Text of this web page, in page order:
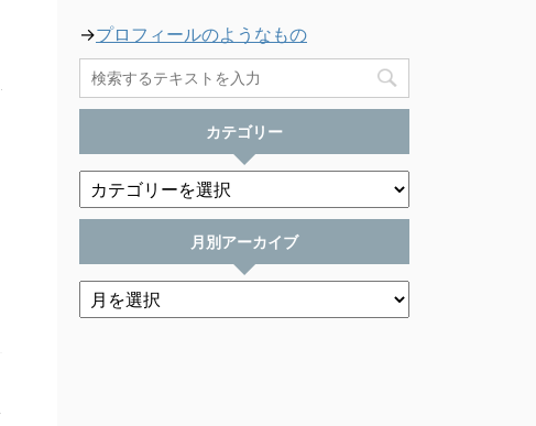
→プロフィールのようなもの
カテゴリー
月別アーカイブ